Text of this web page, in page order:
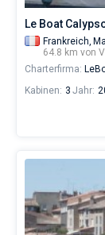
Le Boat
Frankreich,
64.8 km von
Charterfirma:
Kabinen: 3 Jahr: